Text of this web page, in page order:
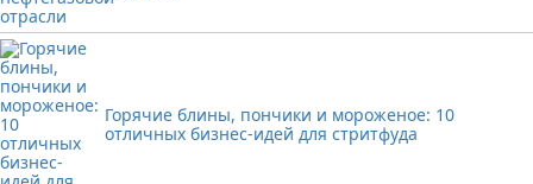
Горячие блины, пончики и мороженое: 10
отличных бизнес-идей для стритфуда